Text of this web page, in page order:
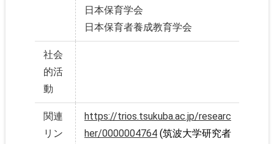
日本保育学会
日本保育者養成教育学会
社会
的活
動
関連
リン
https://trios.tsukuba.ac.jp/researc
her/0000004764 (筑波大学研究者